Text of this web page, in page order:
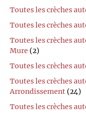
Toutes les crèches
Toutes les crèches
Toutes les crèches
Mure (2)
Toutes les crèches
Toutes les crèches
Arrondissement (24)
Toutes les crèches